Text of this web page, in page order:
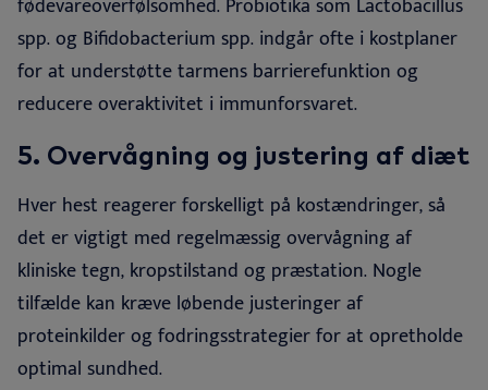
spp. og Bifidobacterium spp. indgår ofte i kostplaner
for at understøtte tarmens barrierefunktion og
reducere overaktivitet i immunforsvaret.
5. Overvågning og justering af diæt
Hver hest reagerer forskelligt på kostændringer, så
det er vigtigt med regelmæssig overvågning af
kliniske tegn, kropstilstand og præstation. Nogle
tilfælde kan kræve løbende justeringer af
proteinkilder og fodringsstrategier for at opretholde
optimal sundhed.